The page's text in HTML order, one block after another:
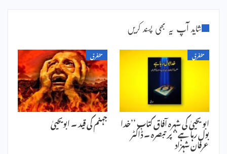
شاید آپ یہ بھی پسند کریں
متفرق
ابو یحییٰ کی شہرہ آفاق کتاب ’’خدا
بول رہا ہے‘‘ پر تبصرہ ۔ ڈاکٹر
عرفان شہزاد
متفرق
جہنم کی قید ۔ ابویحییٰ